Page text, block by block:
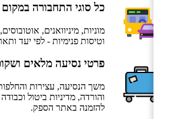
כל סוגי התחבורה
מוניות, מיניוואנים,
וטיסות פנימיות - לפי יעד
פרטי נסיעה מלאים
משך הנסיעה, עצירות
והורדה, מדיניות ביטול
להזמנה באתר הספק.